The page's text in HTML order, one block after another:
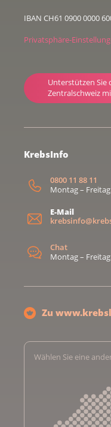
IBAN CH61 0900 0000
Privatsphäre-
Unterstützen Sie
Zentralschweiz
KrebsInfo
0800 11 88 11
Montag –
E-Mail
Chat
Montag –
Zu
Wählen Sie eine